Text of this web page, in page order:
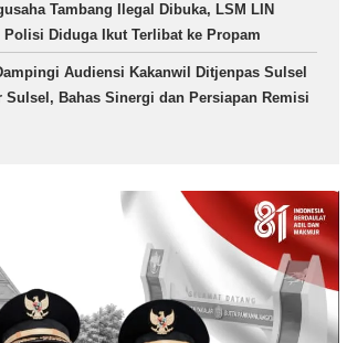
Tambang Ilegal Dibuka, LSM LIN
Polisi Diduga Ikut Terlibat ke Propam
Audiensi Kakanwil Ditjenpas Sulsel
Sulsel, Bahas Sinergi dan Persiapan Remisi